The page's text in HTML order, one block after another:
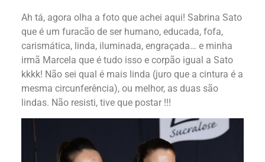
Ah tá, agora olha a foto que achei aqui! Sabrina Sato
que é um furacão de ser humano, educada, fofa,
carismática, linda, iluminada, engraçada… e minha
irmã Marcela que é tudo isso e corpão igual a Sato
kkkk! Não sei qual é mais linda (juro que a cintura é a
mesma circunferência), ou melhor, as duas são
lindas. Não resisti, tive que postar !!!